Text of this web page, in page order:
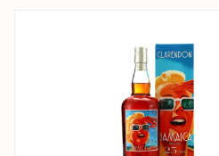
Corman Collins